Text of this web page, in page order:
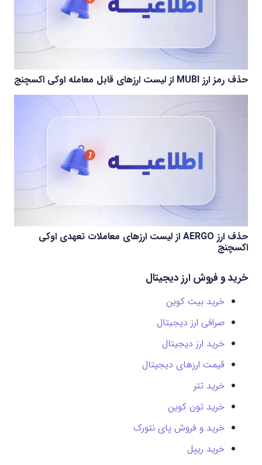
حذف رمز ارز MUBI از لیست ارزهای قابل معامله اوکی اکسچنج
حذف ارز AERGO از لیست ارزهای معاملات تعهدی اوکی
اکسچنج
خرید و فروش ارز دیجیتال
خرید بیت کوین
صرافی ارز دیجیتال
خرید ارز دیجیتال
قیمت ارزهای دیجیتال
خرید تتر
خرید تون کوین
خرید و فروش پای نتورک
خرید ریپل